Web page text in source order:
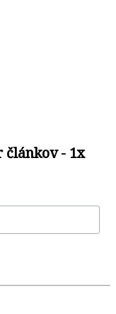
článkov - 1x